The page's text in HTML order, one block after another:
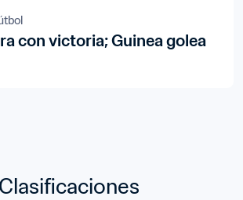
con victoria; Guinea golea